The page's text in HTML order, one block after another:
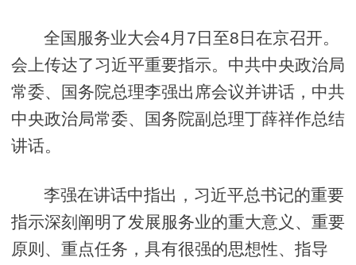
全国服务业大会4月7日至8日在京召开。
会上传达了习近平重要指示。中共中央政治局
常委、国务院总理李强出席会议并讲话，中共
中央政治局常委、国务院副总理丁薛祥作总结
讲话。
李强在讲话中指出，习近平总书记的重要
指示深刻阐明了发展服务业的重大意义、重要
原则、重点任务，具有很强的思想性、指导